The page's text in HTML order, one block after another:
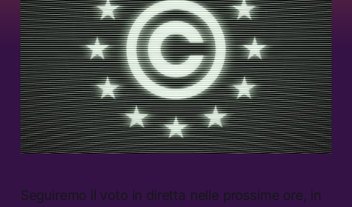
Seguiremo il voto in diretta nelle prossime ore, in